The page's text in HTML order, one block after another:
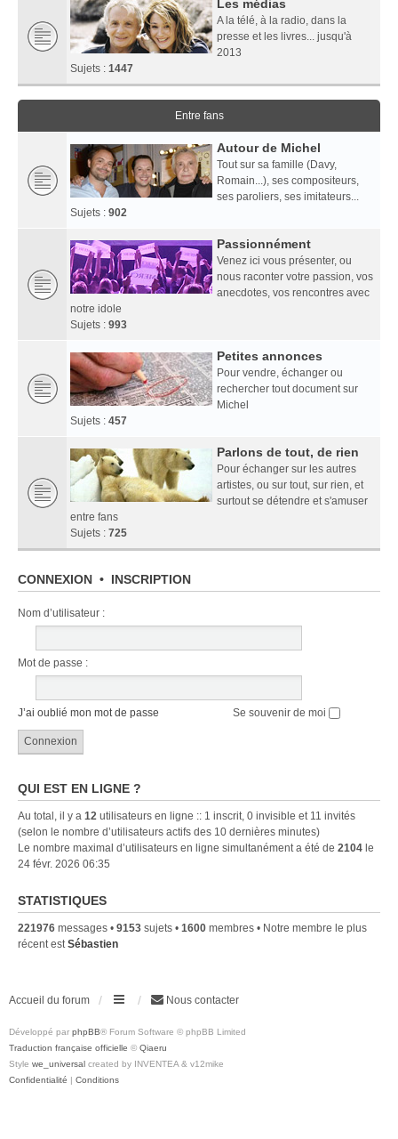
Les médias
A la télé, à la radio, dans la
presse et les livres... jusqu'à
2013
Sujets : 1447
Entre fans
Autour de Michel
Tout sur sa famille (Davy,
Romain...), ses compositeurs,
ses paroliers, ses imitateurs...
Sujets : 902
Passionnément
Venez ici vous présenter, ou
nous raconter votre passion, vos
anecdotes, vos rencontres avec
notre idole
Sujets : 993
Petites annonces
Pour vendre, échanger ou
rechercher tout document sur
Michel
Sujets : 457
Parlons de tout, de rien
Pour échanger sur les autres
artistes, ou sur tout, sur rien, et
surtout se détendre et s'amuser
entre fans
Sujets : 725
CONNEXION • INSCRIPTION
Nom d’utilisateur :
Mot de passe :
J’ai oublié mon mot de passe Se souvenir de moi
QUI EST EN LIGNE ?
Au total, il y a 12 utilisateurs en ligne :: 1 inscrit, 0 invisible et 11 invités
(selon le nombre d’utilisateurs actifs des 10 dernières minutes)
Le nombre maximal d’utilisateurs en ligne simultanément a été de 2104 le
24 févr. 2026 06:35
STATISTIQUES
221976 messages • 9153 sujets • 1600 membres • Notre membre le plus
récent estSébastien
Accueil du forum Nous contacter
Développé par phpBB® Forum Software © phpBB Limited
Traduction française officielle © Qiaeru
Style we_universal created by INVENTEA & v12mike
Confidentialité | Conditions